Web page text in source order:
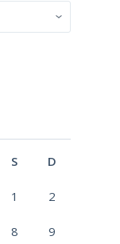
S D
1 2
8 9